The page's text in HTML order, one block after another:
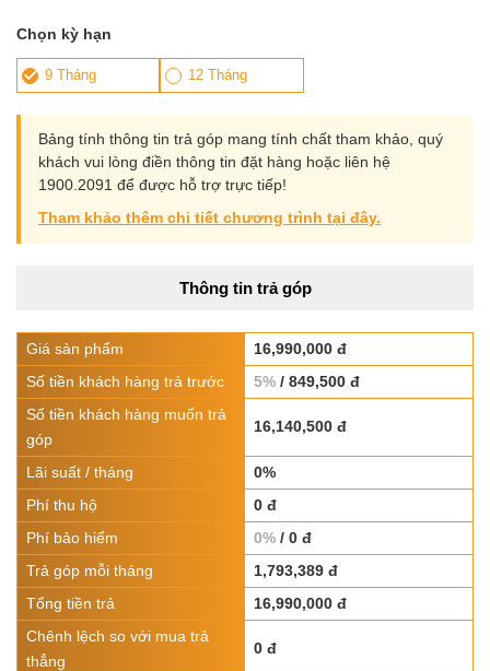
Chọn kỳ hạn
9 Tháng 12 Tháng
Bảng tính thông tin trả góp mang tính chất tham khảo, quý
khách vui lòng điền thông tin đặt hàng hoặc liên hệ
1900.2091 để được hỗ trợ trực tiếp!
Tham khảo thêm chi tiết chương trình tại đây.
Thông tin trả góp
Giá sản phẩm
16,990,000 đ
Số tiền khách hàng trả trước
5% / 849,500 đ
Số tiền khách hàng muốn trả
góp
16,140,500 đ
Lãi suất / tháng
0%
Phí thu hộ
0 đ
Phí bảo hiểm
0% / 0 đ
Trả góp mỗi tháng
1,793,389 đ
Tổng tiền trả
16,990,000 đ
Chênh lệch so với mua trả
thẳng
0 đ